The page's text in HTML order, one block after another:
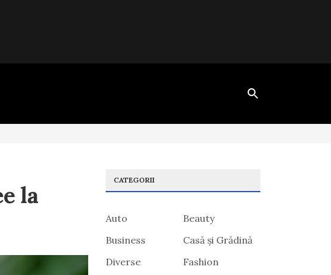
la
CATEGORII
Auto
Beauty
Business
Casă și Grădină
Diverse
Fashion